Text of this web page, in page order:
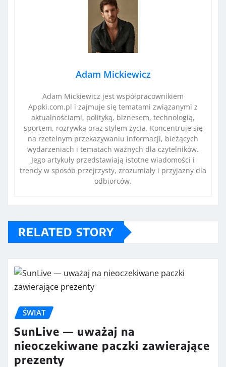
Adam Mickiewicz
Adam Mickiewicz jest współpracownikiem
Appki.com.pl i zajmuje się tematami związanymi z
aktualnościami, polityką, biznesem, technologią,
sportem, rozrywką oraz stylem życia. Koncentruje się
na rzetelnym przekazywaniu informacji, bieżących
wydarzeniach i tematach ważnych dla czytelników.
Jego artykuły przedstawiają istotne wiadomości i
trendy w sposób przejrzysty, zrozumiały i przyjazny dla
odbiorców.
RELATED STORY
ŚWIAT
SunLive — uważaj na
nieoczekiwane paczki zawierające
prezenty